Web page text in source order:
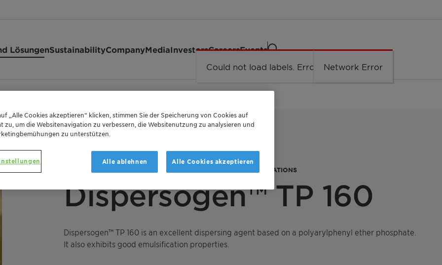
LösungenSustainabilityCompanyMediaInvestorsCareersEvents
160
DISPERSING AGENT FOR AQUEOUS CROP PROTECTION FORMULATIONS​
Dispersogen™ TP 160
Dispersogen™ TP 160 is an excellent dispersing agent based on a polyarylphenyl ether phosphate.
It also exhibits good emulsification properties.
„Alle Cookies akzeptieren“ klicken, stimmen Sie der Speicherung von Cookies auf
zu, um die Websitenavigation zu verbessern, die Websitenutzung zu analysieren und
zu unterstützen.
Alle ablehnen Alle Cookies akzeptieren
Could not load labels. Error: Network Error.
Network Error